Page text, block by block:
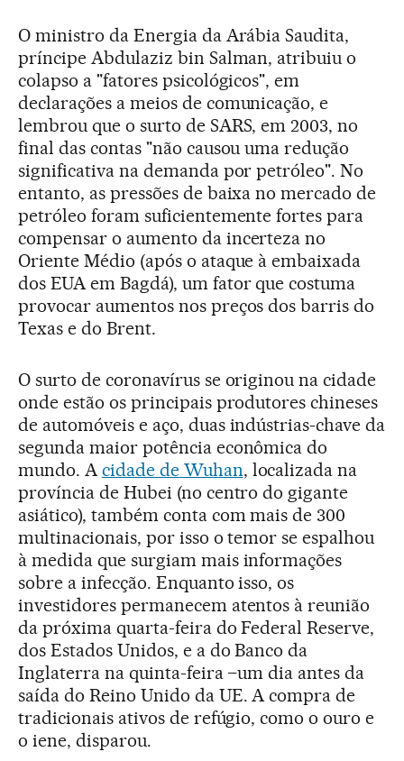
O ministro da Energia da Arábia Saudita,
príncipe Abdulaziz bin Salman, atribuiu o
colapso a "fatores psicológicos", em
declarações a meios de comunicação, e
lembrou que o surto de SARS, em 2003, no
final das contas "não causou uma redução
significativa na demanda por petróleo". No
entanto, as pressões de baixa no mercado de
petróleo foram suficientemente fortes para
compensar o aumento da incerteza no
Oriente Médio (após o ataque à embaixada
dos EUA em Bagdá), um fator que costuma
provocar aumentos nos preços dos barris do
Texas e do Brent.
O surto de coronavírus se originou na cidade
onde estão os principais produtores chineses
de automóveis e aço, duas indústrias-chave da
segunda maior potência econômica do
mundo. Acidade de Wuhan, localizada na
província de Hubei (no centro do gigante
asiático), também conta com mais de 300
multinacionais, por isso o temor se espalhou
à medida que surgiam mais informações
sobre a infecção. Enquanto isso, os
investidores permanecem atentos à reunião
da próxima quarta-feira do Federal Reserve,
dos Estados Unidos, e a do Banco da
Inglaterra na quinta-feira –um dia antes da
saída do Reino Unido da UE. A compra de
tradicionais ativos de refúgio, como o ouro e
o iene, disparou.